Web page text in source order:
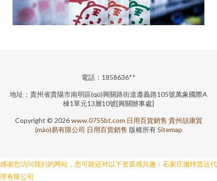
電話：1858636**
地址：貴州省貴陽市南明區(qū)興關路街道遵義路105號萬象國際A
棟1單元13層10號[興關辦事處]
Copyright © 2026www.0755bt.com 日用百貨銷售 貴州頡康貿
(mào)易有限公司 日用百貨銷售 版權所有Sitemap
感谢您访问我们的网站，您可能还对以下资源感兴趣：石家庄缀纬货运代
理有限公司